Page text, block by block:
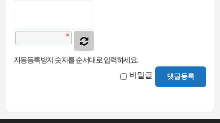
자동등록방지 숫자를 순서대로 입력하세요.
비밀글 댓글등록